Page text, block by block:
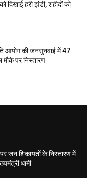
दिखाई हरी झंडी, शहीदों को
आयोग की जनसुनवाई में 47
मौके पर निस्तारण
जन शिकायतों के निस्तारण में
धामी